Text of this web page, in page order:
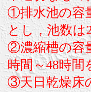
①排水池の容
とし，池数は
②濃縮槽の容
時間～48時間
③天日乾燥床